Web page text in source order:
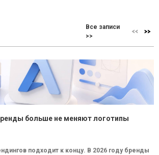
Все записи
>>
больше не меняют логотипы
подходит к концу. В 2026 году бренды